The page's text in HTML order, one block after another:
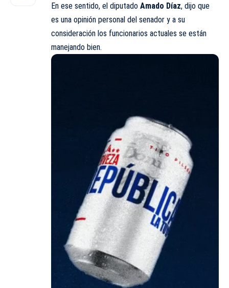
En ese sentido, el diputado Amado Díaz, dijo que
es una opinión personal del senador y a su
consideración los funcionarios actuales se están
manejando bien.